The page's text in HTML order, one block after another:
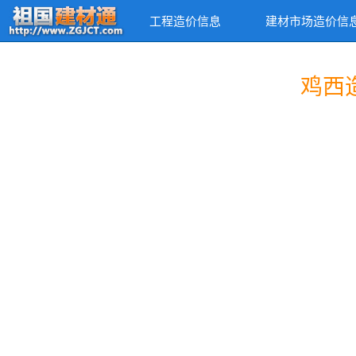
工程造价信息 建材市场造价信
鸡西